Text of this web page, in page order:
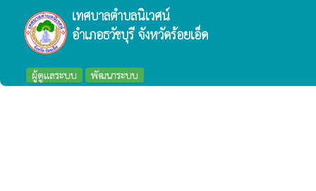
เทศบาลตำบลนิเวศน์
อำเภอธวัชบุรี จังหวัดร้อยเอ็ด
ผู้ดูแลระบบ พัฒนาระบบ